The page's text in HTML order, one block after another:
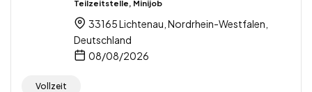
Teilzeitstelle, Minijob
33165 Lichtenau, Nordrhein-Westfalen,
Deutschland
08/08/2026
Vollzeit